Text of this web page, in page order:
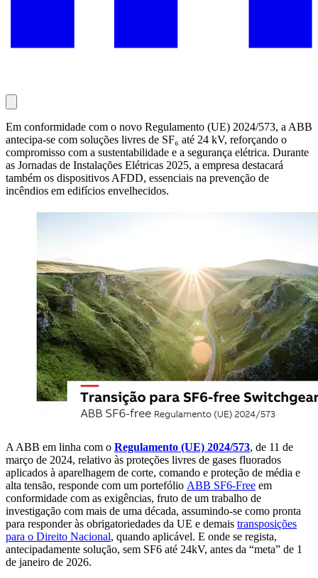
Em conformidade com o novo Regulamento (UE) 2024/573, a ABB
antecipa-se com soluções livres de SF₆ até 24 kV, reforçando o
compromisso com a sustentabilidade e a segurança elétrica. Durante
as Jornadas de Instalações Elétricas 2025, a empresa destacará
também os dispositivos AFDD, essenciais na prevenção de
incêndios em edifícios envelhecidos.
A ABB em linha com o Regulamento (UE) 2024/573, de 11 de
março de 2024, relativo às proteções livres de gases fluorados
aplicados à aparelhagem de corte, comando e proteção de média e
alta tensão, responde com um portefólio ABB SF6-Free em
conformidade com as exigências, fruto de um trabalho de
investigação com mais de uma década, assumindo-se como pronta
para responder às obrigatoriedades da UE e demais transposições
para o Direito Nacional, quando aplicável. E onde se regista,
antecipadamente solução, sem SF6 até 24kV, antes da “meta” de 1
de janeiro de 2026.